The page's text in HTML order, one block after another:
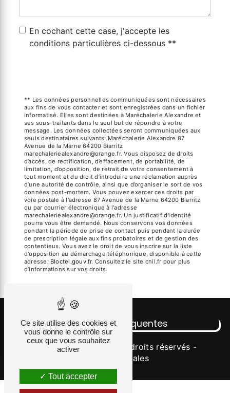
En cochant cette case, j'accepte les
conditions particulières ci-dessous **
** Les données personnelles communiquées sont nécessaires
aux fins de vous contacter et sont enregistrées dans un fichier
informatisé. Elles sont destinées à Maréchalerie Alexandre et
ses sous-traitants dans le seul but de répondre à votre
message. Les données collectées seront communiquées aux
seuls destinataires suivants: Maréchalerie Alexandre 87
Avenue de la Marne 64200 Biarritz
marechaleriealexandre@orange.fr. Vous disposez de droits
d’accès, de rectification, d’effacement, de portabilité, de
limitation, d’opposition, de retrait de votre consentement à
tout moment et du droit d’introduire une réclamation auprès
d’une autorité de contrôle, ainsi que d’organiser le sort de vos
données post-mortem. Vous pouvez exercer ces droits par
voie postale à l'adresse 87 Avenue de la Marne 64200 Biarritz
ou par courrier électronique à l'adresse
marechaleriealexandre@orange.fr. Un justificatif d'identité
pourra vous être demandé. Nous conservons vos données
pendant la période de prise de contact puis pendant la durée
de prescription légale aux fins probatoires et de gestion des
contentieux. Vous avez le droit de vous inscrire sur la liste
d'opposition au démarchage téléphonique, disponible à cette
adresse:
Bloctel.gouv.fr. Consultez le site cnil.fr pour plus
d’informations sur vos droits.
Recherches fréquentes
©Vistalid- 2026 - Tous droits réservés -
Mentions légales
Ce site utilise des cookies et
vous donne le contrôle sur
ceux que vous souhaitez
activer
Tout accepter